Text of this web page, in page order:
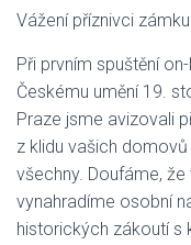
Vážení příznivci
Při prvním spuštění
Českému umění 19.
Praze jsme avizovali
z klidu vašich
všechny. Doufáme,
vynahradíme osobní
historických zákoutí s